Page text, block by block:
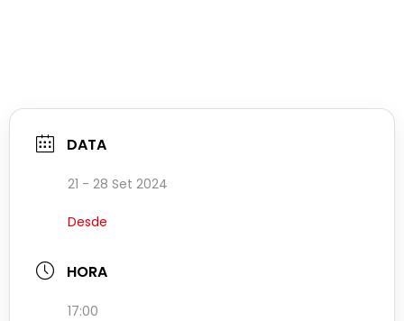
DATA
21 - 28 Set 2024
Desde
HORA
17:00